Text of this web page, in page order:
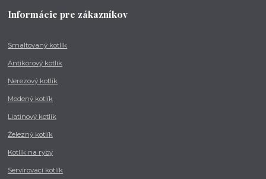
Informácie pre zákazníkov
Smaltovaný kotlík
Antikorový kotlík
Nerezový kotlík
Medený kotlík
Liatinový kotlík
Železný kotlík
Kotlík na ryby
Servírovací kotlík